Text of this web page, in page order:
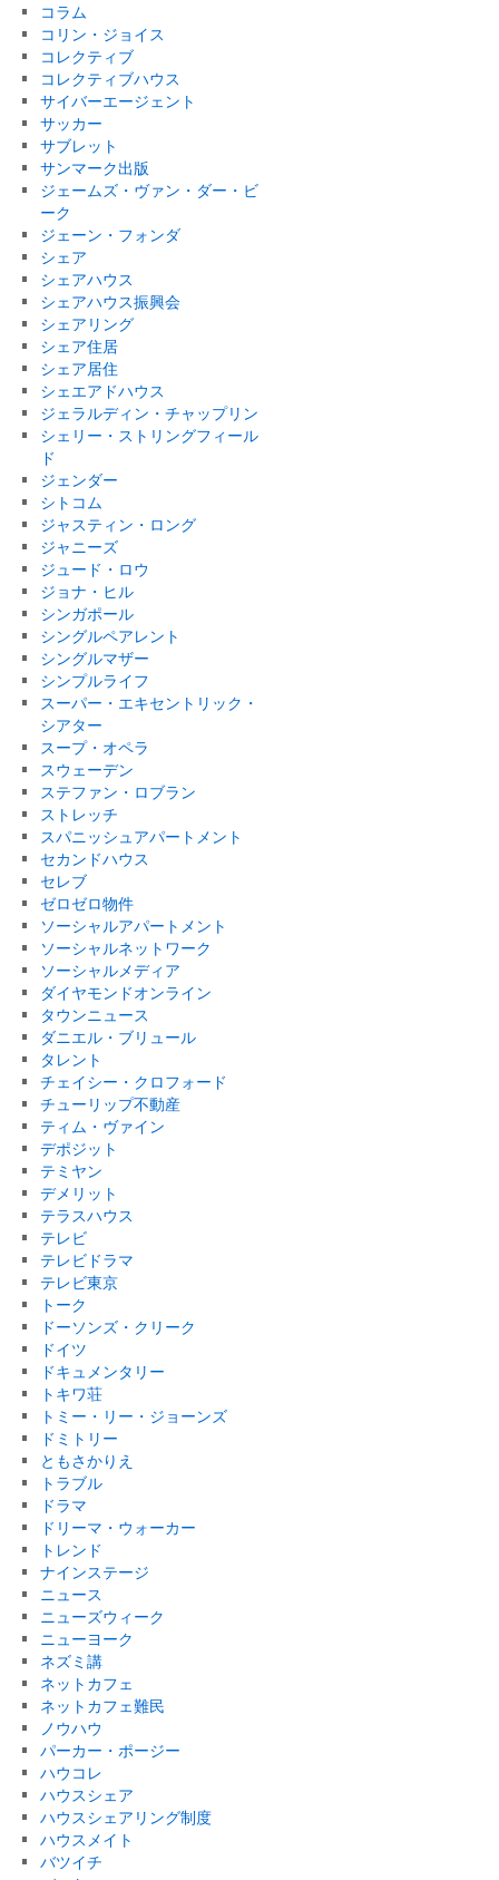
コラム
コリン・ジョイス
コレクティブ
コレクティブハウス
サイバーエージェント
サッカー
サブレット
サンマーク出版
ジェームズ・ヴァン・ダー・ビ
ーク
ジェーン・フォンダ
シェア
シェアハウス
シェアハウス振興会
シェアリング
シェア住居
シェア居住
シェエアドハウス
ジェラルディン・チャップリン
シェリー・ストリングフィール
ド
ジェンダー
シトコム
ジャスティン・ロング
ジャニーズ
ジュード・ロウ
ジョナ・ヒル
シンガポール
シングルペアレント
シングルマザー
シンプルライフ
スーパー・エキセントリック・
シアター
スープ・オペラ
スウェーデン
ステファン・ロブラン
ストレッチ
スパニッシュアパートメント
セカンドハウス
セレブ
ゼロゼロ物件
ソーシャルアパートメント
ソーシャルネットワーク
ソーシャルメディア
ダイヤモンドオンライン
タウンニュース
ダニエル・ブリュール
タレント
チェイシー・クロフォード
チューリップ不動産
ティム・ヴァイン
デポジット
テミヤン
デメリット
テラスハウス
テレビ
テレビドラマ
テレビ東京
トーク
ドーソンズ・クリーク
ドイツ
ドキュメンタリー
トキワ荘
トミー・リー・ジョーンズ
ドミトリー
ともさかりえ
トラブル
ドラマ
ドリーマ・ウォーカー
トレンド
ナインステージ
ニュース
ニューズウィーク
ニューヨーク
ネズミ講
ネットカフェ
ネットカフェ難民
ノウハウ
パーカー・ポージー
ハウコレ
ハウスシェア
ハウスシェアリング制度
ハウスメイト
バツイチ